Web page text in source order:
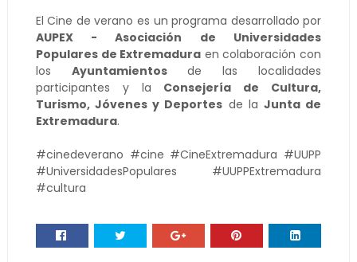
AUPEX - Asociación de Universidades
Populares de Extremadura en colaboración con
los Ayuntamientos de las localidades
participantes y la Consejería de Cultura,
Turismo, Jóvenes y Deportes de la Junta de
Extremadura.
#cinedeverano #cine #CineExtremadura #UUPP
#UniversidadesPopulares #UUPPExtremadura
#cultura